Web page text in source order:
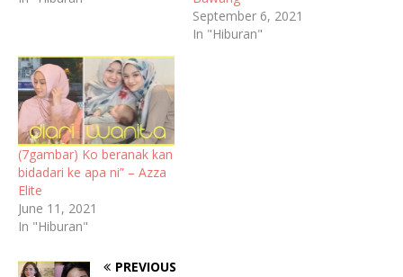
September 6, 2021
In "Hiburan"
(7gambar) Ko beranak kan
bidadari ke apa ni” – Azza
Elite
June 11, 2021
In "Hiburan"
PREVIOUS